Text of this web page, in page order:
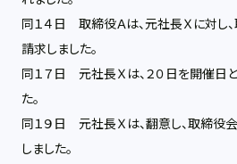
同１４日 取締役Ａは、元社長Ｘに対し
請求しました。
同１７日 元社長Ｘは、２０日を開催日
た。
同１９日 元社長Ｘは、翻意し、取締役
しました。